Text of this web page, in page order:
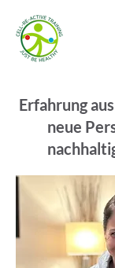
Erfahrung
neue